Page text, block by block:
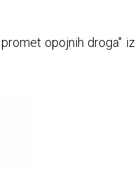
opojnih droga" iz